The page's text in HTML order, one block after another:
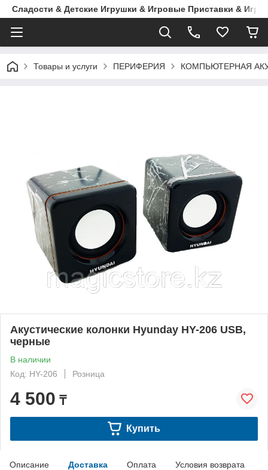
Сладости & Детские Игрушки & Игровые Приставки & Игры
Товары и услуги ПЕРИФЕРИЯ КОМПЬЮТЕРНАЯ
Акустические колонки Hyunday HY-206 USB,
черные
В наличии
Код: HY-206
Розница
4 500 ₸
Купить
Описание Доставка Оплата Условия возврата